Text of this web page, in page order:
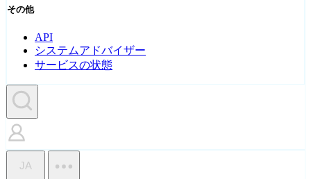
その他
API
システムアドバイザー
サービスの状態
JA